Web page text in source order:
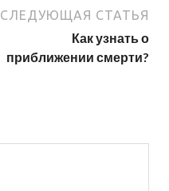
СЛЕДУЮЩАЯ СТАТЬЯ
Как узнать о
приближении смерти?